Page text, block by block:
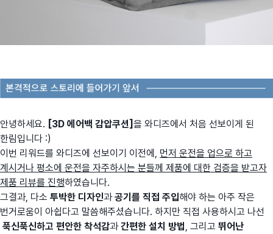
안녕하세요. [3D 에어백 감압쿠션] 을 와디즈에서 처음 선보이게 된
한림입니다 :)
이번 리워드를 와디즈에 선보이기 이전에, 먼저 운전을 업으로 하고
계시거나 평소에 운전을 자주하시는 분들께 제품에 대한 검증을 받고자
제품 리뷰를 진행하였습니다.
그결과, 다소 투박한 디자인과공기를 직접 주입해야 하는 아주 작은
번거로움이 아쉽다고 말씀해주셨습니다. 하지만 직접 사용하시고 나선
푹신푹신하고 편안한 착석감과간편한 설치 방법, 그리고 뛰어난